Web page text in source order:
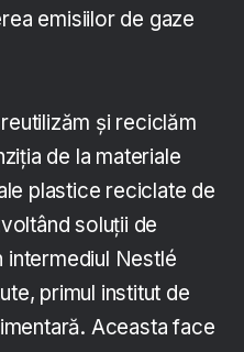
emisiilor de gaze
și reciclăm
de la materiale
plastice reciclate de
soluții de
intermediul Nestlé
primul institut de
Aceasta face